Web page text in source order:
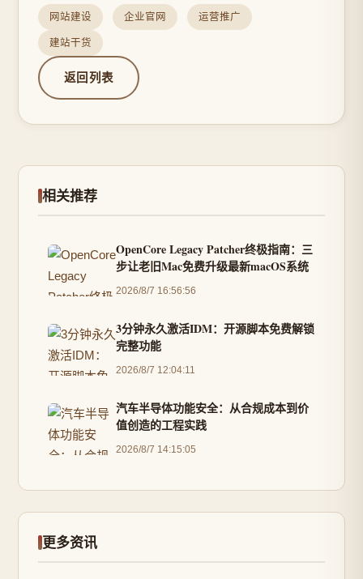
网站建设 企业官网 运营推广
建站干货
返回列表
相关推荐
OpenCore Legacy Patcher终极指南：三
步让老旧Mac免费升级最新macOS系统
2026/8/7 16:56:56
3分钟永久激活IDM：开源脚本免费解锁
完整功能
2026/8/7 12:04:11
汽车半导体功能安全：从合规成本到价
值创造的工程实践
2026/8/7 14:15:05
更多资讯